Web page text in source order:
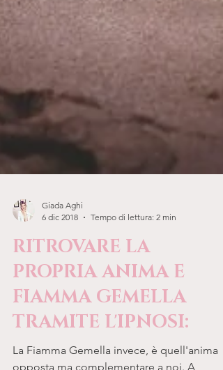
Giada Aghi
6 dic 2018
Tempo di lettura: 2 min
RITROVARE LA
PROPRIA ANIMA E
FIAMMA GEMELLA
TRAMITE L'IPNOSI: